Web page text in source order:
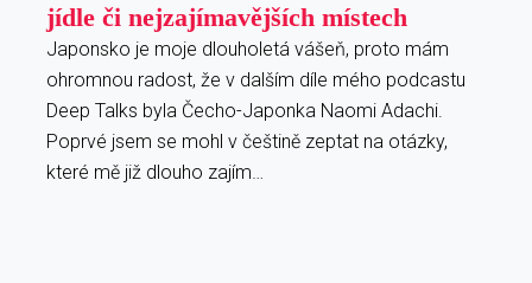
jídle či nejzajímavějších místech
Japonsko je moje dlouholetá vášeň, proto mám
ohromnou radost, že v dalším díle mého podcastu
Deep Talks byla Čecho-Japonka Naomi Adachi.
Poprvé jsem se mohl v češtině zeptat na otázky,
které mě již dlouho zajím…